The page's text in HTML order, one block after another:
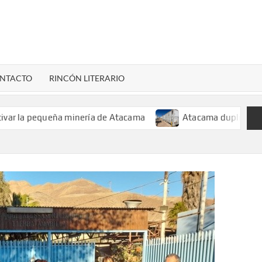
RINCÓN LITERARIO
minería de Atacama Atacama duplica su